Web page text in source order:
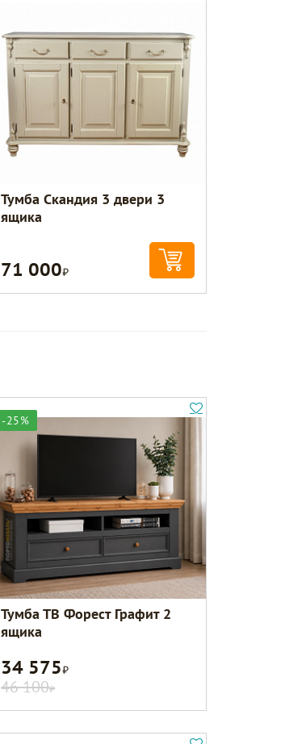
Тумба Скандия 3 двери 3
ящика
71 000Р
-25%
Тумба ТВ Форест Графит 2
ящика
34 575Р
46 100Р